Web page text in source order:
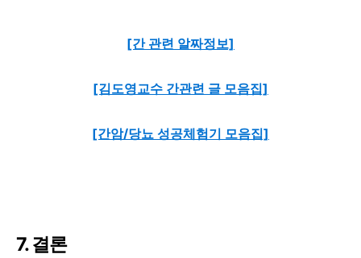
[간 관련 알짜정보]
[김도영교수 간관련 글 모음집]
[간암/당뇨 성공체험기 모음집]
7. 결론